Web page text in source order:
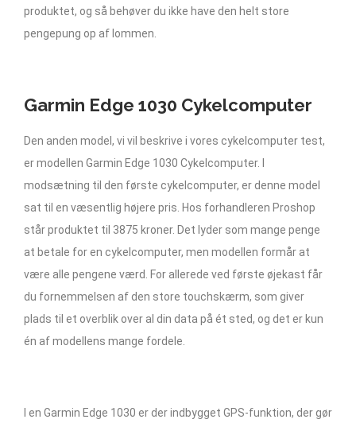
produktet, og så behøver du ikke have den helt store
pengepung op af lommen.
Garmin Edge 1030 Cykelcomputer
Den anden model, vi vil beskrive i vores cykelcomputer test,
er modellen Garmin Edge 1030 Cykelcomputer. I
modsætning til den første cykelcomputer, er denne model
sat til en væsentlig højere pris. Hos forhandleren Proshop
står produktet til 3875 kroner. Det lyder som mange penge
at betale for en cykelcomputer, men modellen formår at
være alle pengene værd. For allerede ved første øjekast får
du fornemmelsen af den store touchskærm, som giver
plads til et overblik over al din data på ét sted, og det er kun
én af modellens mange fordele.
I en Garmin Edge 1030 er der indbygget GPS-funktion, der gør